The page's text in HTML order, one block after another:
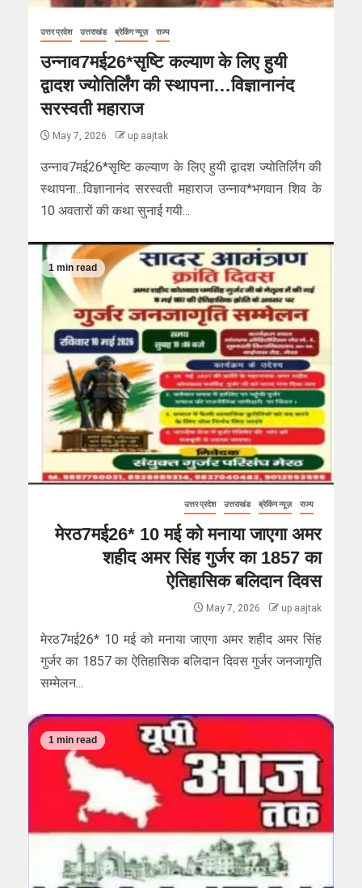
उत्तर प्रदेश उत्तराखंड ब्रेकिंग न्यूज़ राज्य
उन्नाव7मई26*सृष्टि कल्याण के लिए हुयी
द्वादश ज्योतिर्लिंग की स्थापना…विज्ञानानंद
सरस्वती महाराज
May 7, 2026 up aajtak
उन्नाव7मई26*सृष्टि कल्याण के लिए हुयी द्वादश ज्योतिर्लिंग की
स्थापना...विज्ञानानंद सरस्वती महाराज उन्नाव*भगवान शिव के
10 अवतारों की कथा सुनाई गयी...
1 min read
उत्तर प्रदेश उत्तराखंड ब्रेकिंग न्यूज़ राज्य
मेरठ7मई26* 10 मई को मनाया जाएगा अमर
शहीद अमर सिंह गुर्जर का 1857 का
ऐतिहासिक बलिदान दिवस
May 7, 2026 up aajtak
मेरठ7मई26* 10 मई को मनाया जाएगा अमर शहीद अमर सिंह
गुर्जर का 1857 का ऐतिहासिक बलिदान दिवस गुर्जर जनजागृति
सम्मेलन...
1 min read